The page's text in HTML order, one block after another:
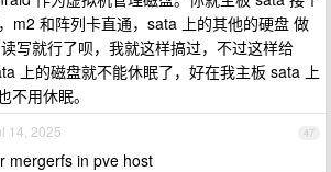
m2 和阵列卡直通，sata 上的其他的硬盘 做
写就行了呗，我就这样搞过，不过这样给
上的磁盘就不能休眠了，好在我主板 sata 上
不用休眠。
47
14, 2025
mergerfs in pve host